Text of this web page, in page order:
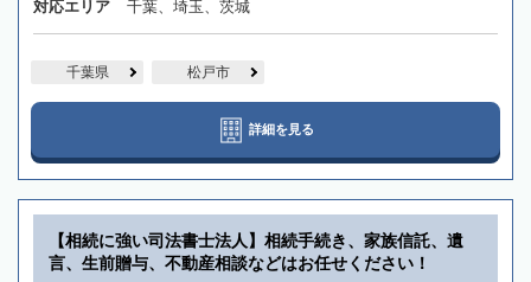
対応エリア 千葉、埼玉、茨城
千葉県 松戸市
詳細を見る
【相続に強い司法書士法人】相続手続き、家族信託、遺
言、生前贈与、不動産相談などはお任せください！